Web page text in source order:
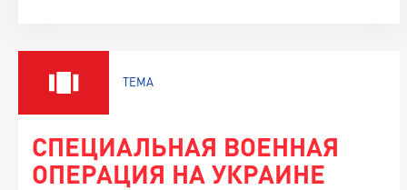
ТЕМА
СПЕЦИАЛЬНАЯ ВОЕННАЯ
ОПЕРАЦИЯ НА УКРАИНЕ